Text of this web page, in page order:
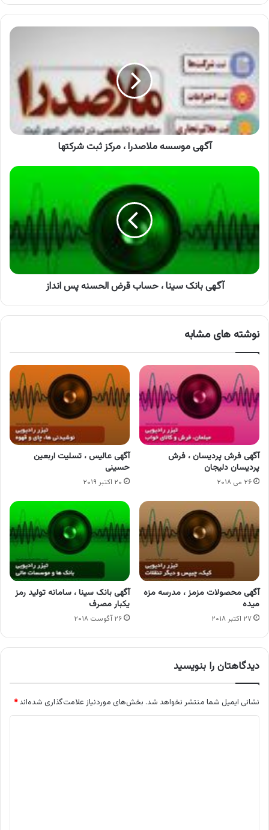
کنید
آگهی
ملاصدرا
مرکز
ثبت
شرکتها
آگهی موسسه ملاصدرا ، مرکز ثبت شرکتها
آگهی
حساب
قرض
الحسنه
انداز
آگهی بانک سینا ، حساب قرض الحسنه پس انداز
نوشته های مشابه
آگهی فرش پردیسان ، فرش
پردیسان دلیجان
۲۶ می ۲۰۱۸
آگهی عالیس ، تسلیت اربعین
حسینی
۲۰ اکتبر ۲۰۱۹
آگهی محصولات مزمز ، مدرسه مزه
میده
۲۷ اکتبر ۲۰۱۸
آگهی بانک سینا ، سامانه تولید رمز
یکبار مصرف
۲۶ آگوست ۲۰۱۸
دیدگاهتان را بنویسید
نشانی ایمیل شما منتشر نخواهد شد. بخش‌های موردنیاز علامت‌گذاری شده‌اند*